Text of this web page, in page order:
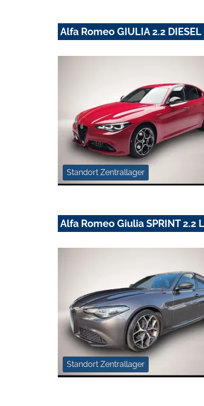
Alfa Romeo GIULIA 2.2 DIESEL
Standort Zentrallager
Alfa Romeo Giulia SPRINT 2.2
Standort Zentrallager